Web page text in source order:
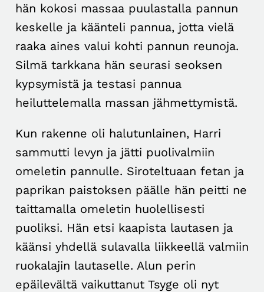
hän kokosi massaa puulastalla pannun
keskelle ja käänteli pannua, jotta vielä
raaka aines valui kohti pannun reunoja.
Silmä tarkkana hän seurasi seoksen
kypsymistä ja testasi pannua
heiluttelemalla massan jähmettymistä.
Kun rakenne oli halutunlainen, Harri
sammutti levyn ja jätti puolivalmiin
omeletin pannulle. Siroteltuaan fetan ja
paprikan paistoksen päälle hän peitti ne
taittamalla omeletin huolellisesti
puoliksi. Hän etsi kaapista lautasen ja
käänsi yhdellä sulavalla liikkeellä valmiin
ruokalajin lautaselle. Alun perin
epäilevältä vaikuttanut Tsyge oli nyt